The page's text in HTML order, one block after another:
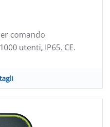
comando
utenti, IP65, CE.